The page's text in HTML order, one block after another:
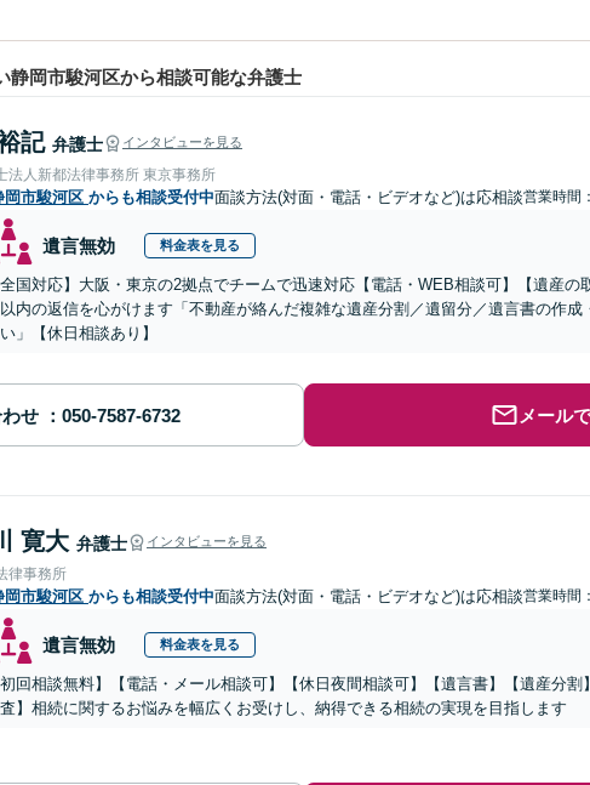
静岡市駿河区から相談可能な弁護士
記 弁護士 インタビューを見る
法人新都法律事務所 東京事務所
岡市駿河区 からも相談受付中面談方法(対面・電話・ビデオなど)は応相談営業時間
遺言無効 料金表を見る
全国対応】大阪・東京の2拠点でチームで迅速対応【電話・WEB相談可】【遺産
以内の返信を心がけます「不動産が絡んだ複雑な遺産分割／遺留分／遺言書の作
」【休日相談あり】
せ メール
寛大 弁護士 インタビューを見る
律事務所
岡市駿河区 からも相談受付中面談方法(対面・電話・ビデオなど)は応相談営業時間
遺言無効 料金表を見る
初回相談無料】【電話・メール相談可】【休日夜間相談可】【遺言書】【遺産分
】相続に関するお悩みを幅広くお受けし、納得できる相続の実現を目指します